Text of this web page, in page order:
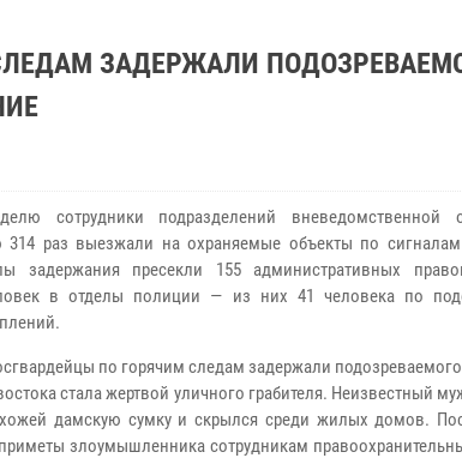
ЗАДЕРЖАЛИ
сотрудники подразделений вневедомственной
раз выезжали на охраняемые объекты по сигналам
задержания пресекли 155 административных
в отделы полиции — из них 41 человека по
по горячим следам задержали
стала жертвой уличного грабителя. Неизвестный
дамскую сумку и скрылся среди жилых домов.
злоумышленника сотрудникам